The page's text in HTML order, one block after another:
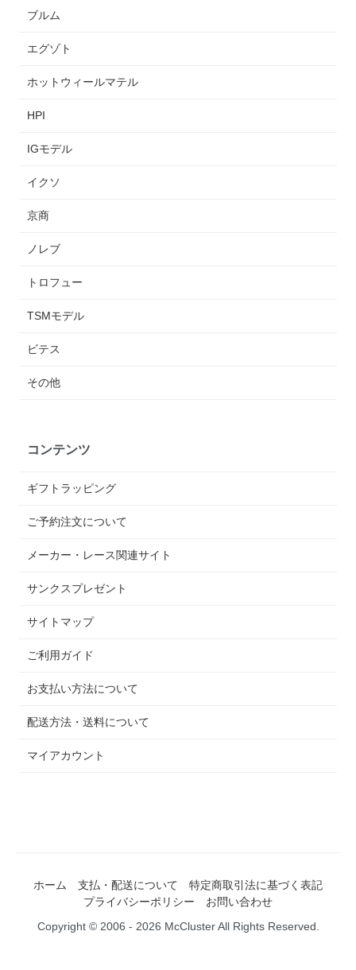
ブルム
エグゾト
ホットウィールマテル
HPI
IGモデル
イクソ
京商
ノレブ
トロフュー
TSMモデル
ビテス
その他
コンテンツ
ギフトラッピング
ご予約注文について
メーカー・レース関連サイト
サンクスプレゼント
サイトマップ
ご利用ガイド
お支払い方法について
配送方法・送料について
マイアカウント
ホーム 支払・配送について
特定商取引法に基づく表記
プライバシーポリシー
お問い合わせ
Copyright © 2006 - 2026 McCluster All Rights Reserved.